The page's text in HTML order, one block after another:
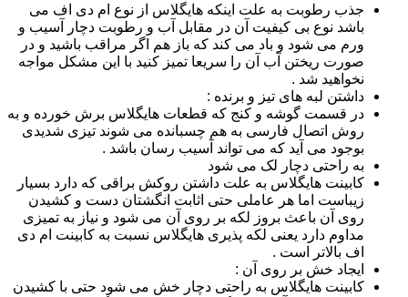
جذب رطوبت به علت اینکه هایگلاس از نوع ام دی اف می
باشد نوع بی کیفیت آن در مقابل آب و رطوبت دچار آسیب و
ورم می شود و باد می کند که باز هم اگر مراقب باشید و در
صورت ریختن آب آن را سریعا تمیز کنید با این مشکل مواجه
نخواهید شد .
داشتن لبه های تیز و برنده :
در قسمت گوشه و کنج که قطعات هایگلاس برش خورده و به
روش اتصال فارسی به هم چسبانده می شوند تیزی شدیدی
بوجود می آید که می تواند آسیب رسان باشد .
به راحتی دچار لک می شود
کابینت هایگلاس به علت داشتن روکش براقی که دارد بسیار
زیباست اما هر عاملی حتی اثابت انگشتان دست و کشیدن
روی آن باعث بروز لکه بر روی آن می شود و نیاز به تمیزی
مداوم دارد یعنی لکه پذیری هایگلاس نسبت به کابینت ام دی
اف بالاتر است .
ایجاد خش بر روی آن :
کابینت هایگلاس به راحتی دچار خش می شود حتی با کشیدن